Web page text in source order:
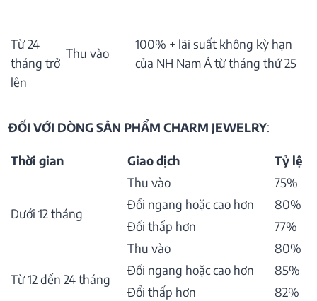
Từ 24
tháng trở
lên
Thu vào
100% + lãi suất không kỳ hạn
của NH Nam Á từ tháng thứ 25
ĐỐI VỚI DÒNG SẢN PHẨM CHARM JEWELRY:
Thời gian Giao dịch Tỷ lệ
Dưới 12 tháng
Thu vào
75%
Đổi ngang hoặc cao hơn
80%
Đổi thấp hơn
77%
Từ 12 đến 24 tháng
Thu vào
80%
Đổi ngang hoặc cao hơn
85%
Đổi thấp hơn
82%